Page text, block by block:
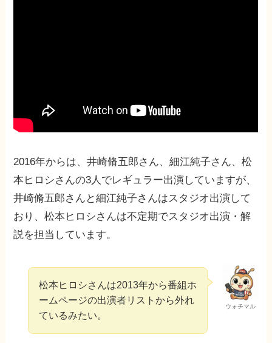
2016年からは、井崎脩五郎さん、細江純子さん、松
本ヒロシさんの3人でレギュラー出演していますが、
井崎脩五郎さんと細江純子さんはスタジオ出演して
おり、松本ヒロシさんは不定期でスタジオ出演・解
説を担当しています。
ウォチマル
松本ヒロシさんは2013年から番組ホ
ームページの出演者リストから外れ
ているみたい。